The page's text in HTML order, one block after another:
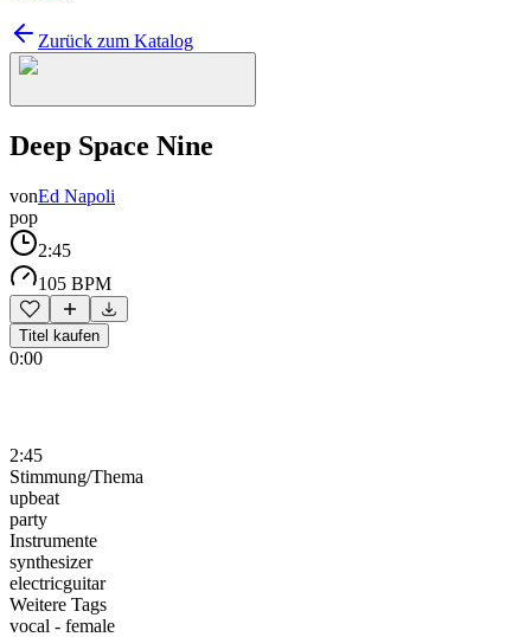
Zurück zum Katalog
Deep Space Nine
vonEd Napoli
pop
2:45
105 BPM
Titel kaufen
0:00
2:45
Stimmung/Thema
upbeat
party
Instrumente
synthesizer
electricguitar
Weitere Tags
vocal - female